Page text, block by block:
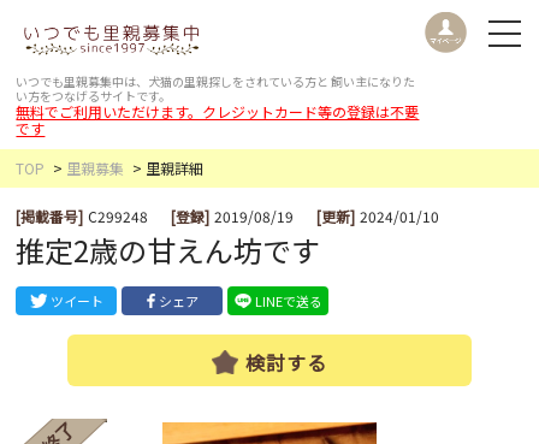
いつでも里親募集中は、犬猫の里親探しをされている方と 飼い主になりた
い方をつなげるサイトです。
無料でご利用いただけます。クレジットカード等の登録は不要
です
TOP
里親募集 里親詳細
[掲載番号] C299248 [登録] 2019/08/19 [更新] 2024/01/10
推定2歳の甘えん坊です
ツイート シェア LINEで送る
検討する